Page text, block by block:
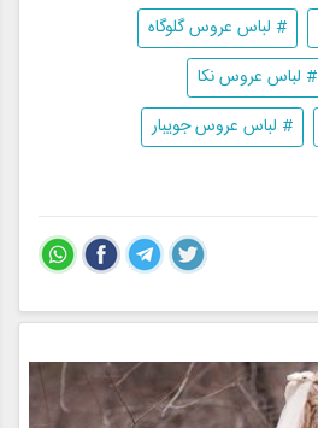
# لباس عروس گلوگاه
# لباس عروس نکا
# لباس عروس جویبار